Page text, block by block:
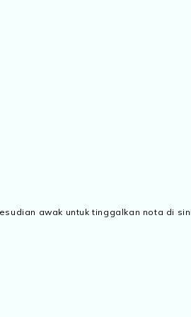
awak untuk tinggalkan nota di